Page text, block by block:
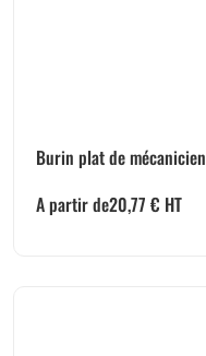
Burin plat de mécanicien
A partir de20,77 € HT